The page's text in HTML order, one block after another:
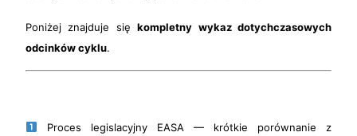
Poniżej znajduje siękompletny wykaz dotychczasowych
odcinków cyklu.
Proces legislacyjny EASA — krótkie porównanie z